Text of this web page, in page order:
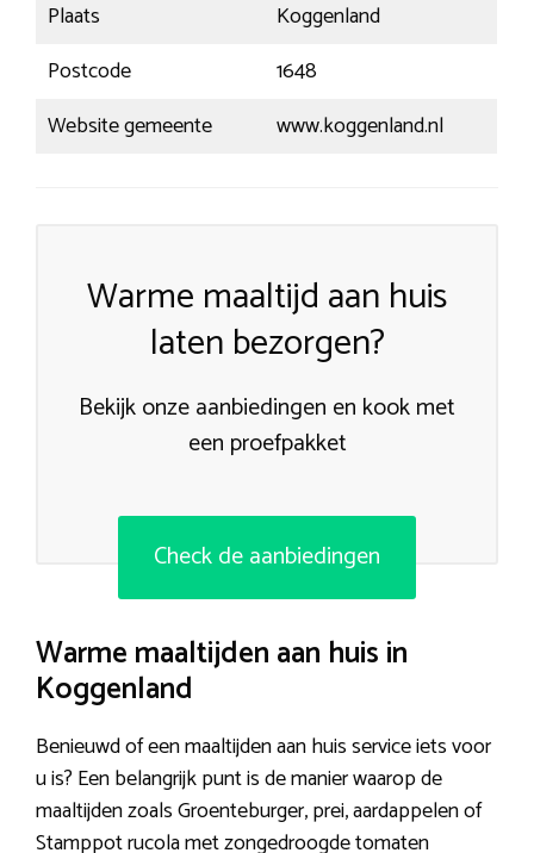
Plaats
Koggenland
Postcode
1648
Website gemeente
www.koggenland.nl
Warme maaltijd aan huis
laten bezorgen?
Bekijk onze aanbiedingen en kook met
een proefpakket
Check de aanbiedingen
Warme maaltijden aan huis in
Koggenland
Benieuwd of een maaltijden aan huis service iets voor
u is? Een belangrijk punt is de manier waarop de
maaltijden zoals Groenteburger, prei, aardappelen of
Stamppot rucola met zongedroogde tomaten